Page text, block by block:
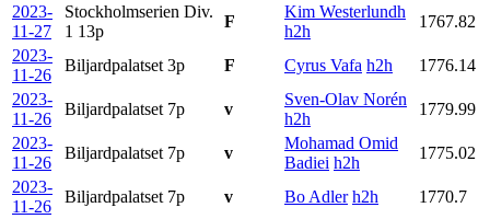
2023-
11-27
Stockholmserien Div.
1 13p
F
Kim Westerlundh
h2h
1767.82
2023-
11-26
Biljardpalatset 3p F Cyrus Vafa h2h
1776.14
2023-
11-26
Biljardpalatset 7p v
Sven-Olav Norén
h2h
1779.99
2023-
11-26
Biljardpalatset 7p v
Mohamad Omid
Badiei h2h
1775.02
2023-
11-26
Biljardpalatset 7p v Bo Adler h2h
1770.7